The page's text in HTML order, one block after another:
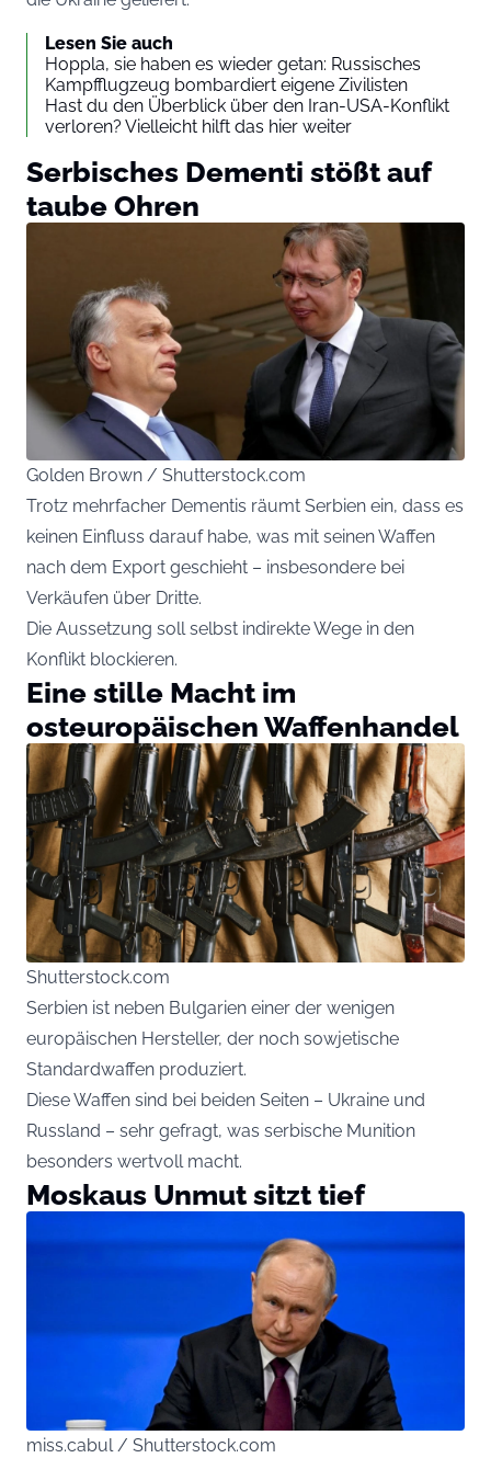
Lesen Sie auch
Hoppla, sie haben es wieder getan: Russisches
Kampfflugzeug bombardiert eigene Zivilisten
Hast du den Überblick über den Iran-USA-Konflikt
verloren? Vielleicht hilft das hier weiter
Serbisches Dementi stößt auf
taube Ohren
Golden Brown / Shutterstock.com
Trotz mehrfacher Dementis räumt Serbien ein, dass es
keinen Einfluss darauf habe, was mit seinen Waffen
nach dem Export geschieht – insbesondere bei
Verkäufen über Dritte.
Die Aussetzung soll selbst indirekte Wege in den
Konflikt blockieren.
Eine stille Macht im
osteuropäischen Waffenhandel
Shutterstock.com
Serbien ist neben Bulgarien einer der wenigen
europäischen Hersteller, der noch sowjetische
Standardwaffen produziert.
Diese Waffen sind bei beiden Seiten – Ukraine und
Russland – sehr gefragt, was serbische Munition
besonders wertvoll macht.
Moskaus Unmut sitzt tief
miss.cabul / Shutterstock.com